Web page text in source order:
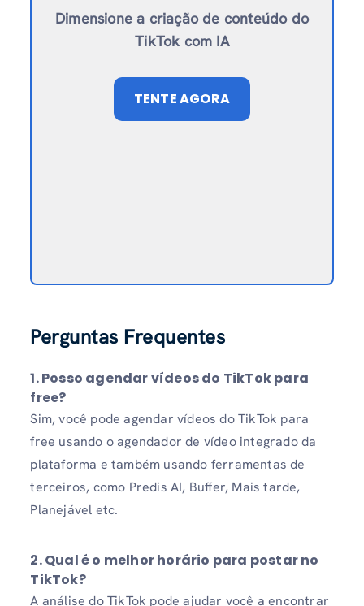
Dimensione a criação de conteúdo do
TikTok com IA
TENTE AGORA
Perguntas Frequentes
1. Posso agendar vídeos do TikTok para
free?
Sim, você pode agendar vídeos do TikTok para
free usando o agendador de vídeo integrado da
plataforma e também usando ferramentas de
terceiros, como Predis AI, Buffer, Mais tarde,
Planejável etc.
2. Qual é o melhor horário para postar no
TikTok?
A análise do TikTok pode ajudar você a encontrar